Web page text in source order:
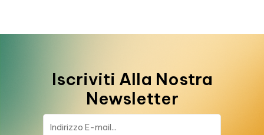
Iscriviti Alla Nostra
Newsletter